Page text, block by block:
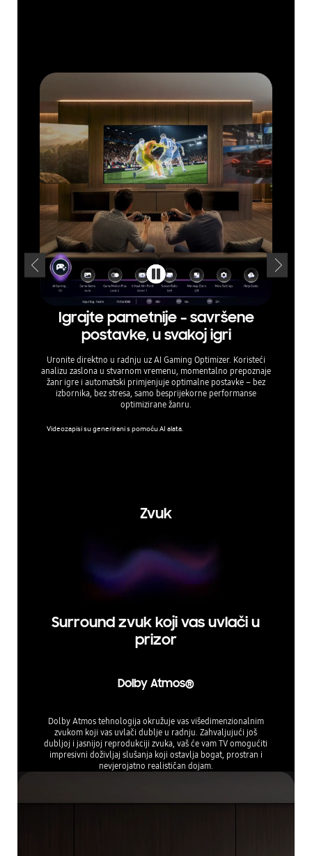
Igrajte pametnije – savršene
postavke, u svakoj igri
Uronite direktno u radnju uz AI Gaming Optimizer. Koristeći
analizu zaslona u stvarnom vremenu, momentalno prepoznaje
žanr igre i automatski primjenjuje optimalne postavke – bez
izbornika, bez stresa, samo besprijekorne performanse
optimizirane žanru.
Videozapisi su generirani s pomoću AI alata.
Zvuk
Surround zvuk koji vas uvlači u
prizor
Dolby Atmos®
Dolby Atmos tehnologija okružuje vas višedimenzionalnim
zvukom koji vas uvlači dublje u radnju. Zahvaljujući još
dubljoj i jasnijoj reprodukciji zvuka, vaš će vam TV omogućiti
impresivni doživljaj slušanja koji ostavlja bogat, prostran i
nevjerojatno realističan dojam.